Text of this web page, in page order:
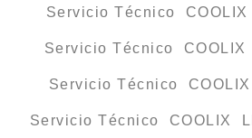
Servicio Técnico
Servicio Técnico COOLIX
Servicio Técnico
Servicio Técnico COOLIX